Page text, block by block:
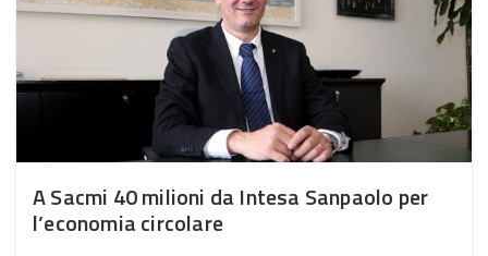
A Sacmi 40 milioni da Intesa Sanpaolo per
l’economia circolare